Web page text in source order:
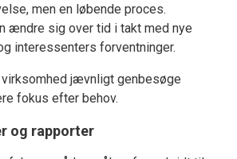
men en løbende proces.
ændre sig over tid i takt med nye
interessenters forventninger.
jævnligt genbesøge
fokus efter behov.
og rapporter